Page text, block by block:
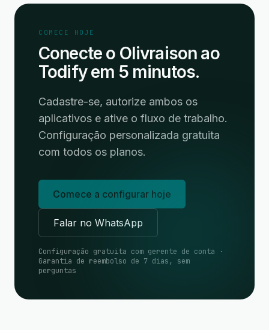
COMECE HOJE
Conecte o Olivraison ao
Todify em 5 minutos.
Cadastre-se, autorize ambos os
aplicativos e ative o fluxo de trabalho.
Configuração personalizada gratuita
com todos os planos.
Comece a configurar hoje
Falar no WhatsApp
Configuração gratuita com gerente de conta ·
Garantia de reembolso de 7 dias, sem
perguntas